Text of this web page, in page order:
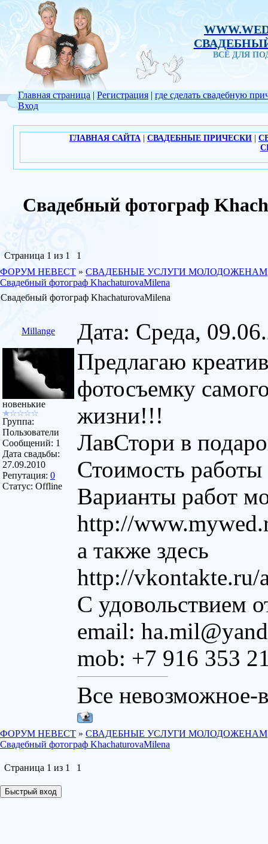
ВСЁ ДЛЯ
Главная страница | Регистрация |
Вход
где сделать свадебную
ГЛАВНАЯ САЙТА СВАДЕБНЫЕ ПРИЧЕСКИ
Свадебный фотограф
Страница 1 из 1
1
ФОРУМ НЕВЕСТ » СВАДЕБНЫЕ УСЛУГИ МОЛОДОЖЕНАМ
Свадебный фотограф KhachaturovaMilena
Свадебный фотограф KhachaturovaMilena
Millange Дата: Среда,
новенькие
Группа:
Пользователи
Сообщений: 1
Дата свадьбы:
27.09.2010
Репутация: 0
Статус: Offline
Предлагаю
фотосъемку
жизни!!!
ЛавСтори в
Стоимость
Варианты работ
http://
а также здесь
http://vkontakte.ru/
С удовольствием
email:
mob: +7 916 353
Все невозможное-
ФОРУМ НЕВЕСТ » СВАДЕБНЫЕ УСЛУГИ МОЛОДОЖЕНАМ
Свадебный фотограф KhachaturovaMilena
Страница 1 из 1 1